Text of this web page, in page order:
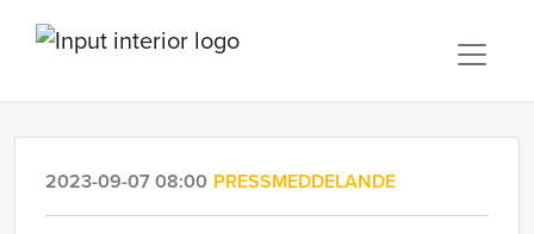
2023-09-07 08:00 PRESSMEDDELANDE